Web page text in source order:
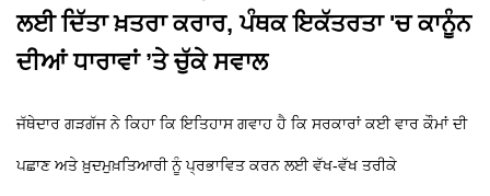
ਲਈ ਦਿੱਤਾ ਖ਼ਤਰਾ ਕਰਾਰ, ਪੰਥਕ ਇਕੱਤਰਤਾ 'ਚ ਕਾਨੂੰਨ
ਦੀਆਂ ਧਾਰਾਵਾਂ ’ਤੇ ਚੁੱਕੇ ਸਵਾਲ
ਜੱਥੇਦਾਰ ਗੜਗੱਜ ਨੇ ਕਿਹਾ ਕਿ ਇਤਿਹਾਸ ਗਵਾਹ ਹੈ ਕਿ ਸਰਕਾਰਾਂ ਕਈ ਵਾਰ ਕੌਮਾਂ ਦੀ
ਪਛਾਣ ਅਤੇ ਖ਼ੁਦਮੁਖ਼ਤਿਆਰੀ ਨੂੰ ਪ੍ਰਭਾਵਿਤ ਕਰਨ ਲਈ ਵੱਖ-ਵੱਖ ਤਰੀਕੇ